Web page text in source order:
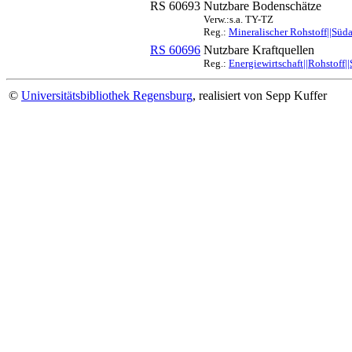
RS 60693 Nutzbare Bodenschätze
Verw.:s.a. TY-TZ
Reg.: Mineralischer
RS 60696 Nutzbare Kraftquellen
Reg.:
© Universitätsbibliothek Regensburg, realisiert von Sepp Kuffer